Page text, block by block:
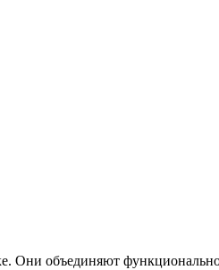
Они объединяют